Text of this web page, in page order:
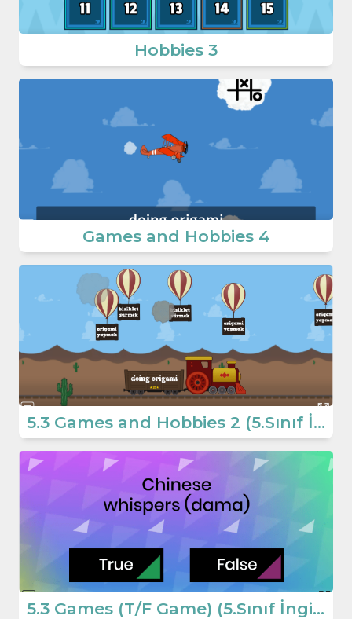
Hobbies 3
Games and Hobbies 4
5.3 Games and Hobbies 2 (5.Sınıf İngillizce Oyun)
5.3 Games (T/F Game) (5.Sınıf İngilizce Oyun)